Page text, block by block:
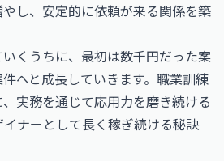
し、安定的に依頼が来る関係を築
くうちに、最初は数千円だった案
へと成長していきます。職業訓練
実務を通じて応用力を磨き続ける
ナーとして長く稼ぎ続ける秘訣